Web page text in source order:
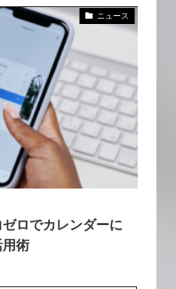
ニュース
ロでカレンダーに
用術